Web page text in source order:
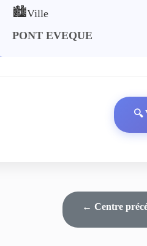
🏙️Ville
PONT EVEQUE
🔍
← Centre